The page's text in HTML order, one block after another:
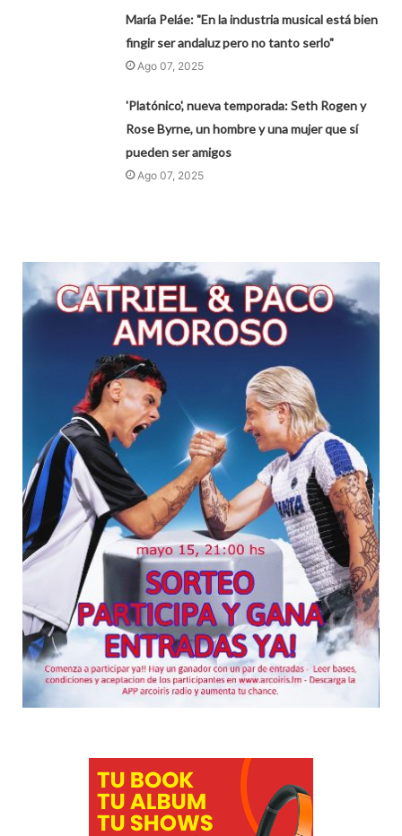
María Peláe: "En la industria musical está bien
fingir ser andaluz pero no tanto serlo"
Ago 07, 2025
'Platónico', nueva temporada: Seth Rogen y
Rose Byrne, un hombre y una mujer que sí
pueden ser amigos
Ago 07, 2025